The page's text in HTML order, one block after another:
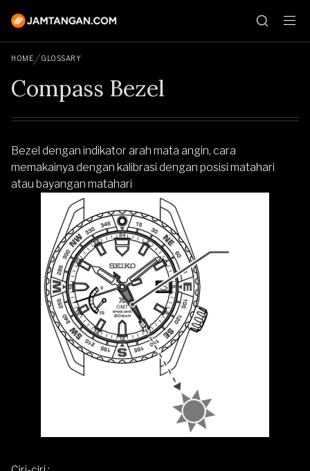
HOME GLOSSARY
Compass Bezel
Bezel dengan indikator arah mata angin, cara
memakainya dengan kalibrasi dengan posisi matahari
atau bayangan matahari